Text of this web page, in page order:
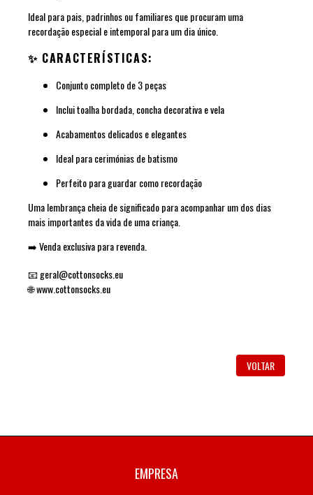
Ideal para pais, padrinhos ou familiares que procuram uma
recordação especial e intemporal para um dia único.
✨ CARACTERÍSTICAS:
Conjunto completo de 3 peças
Inclui toalha bordada, concha decorativa e vela
Acabamentos delicados e elegantes
Ideal para cerimónias de batismo
Perfeito para guardar como recordação
Uma lembrança cheia de significado para acompanhar um dos dias
mais importantes da vida de uma criança.
➡️ Venda exclusiva para revenda.
📧geral@cottonsocks.eu
🌐www.cottonsocks.eu
VOLTAR
EMPRESA